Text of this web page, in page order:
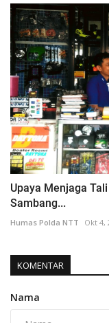
Upaya Menjaga
Sambang...
Humas Polda NTT Okt 4,
KOMENTAR
Nama